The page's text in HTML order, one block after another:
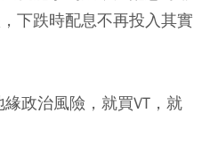
下跌時配息不再投入其實
政治風險，就買VT，就